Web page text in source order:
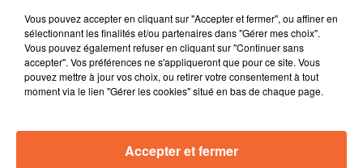
Le musée de La Tour Nivelle à Courlay renouvelle son
jeu d’enquête dans le cadre de la nuit des musées
demain samedi.
A partir du 25 mai et durant 4 dimanches, des
sculpteurs travailleront en direct place de l'hotel de ville
Le dénouement dans les championnats de foot en
Vous pouvez accepter en cliquant sur "Accepter et fermer", ou affiner en
sélectionnant les finalités et/ou partenaires dans "Gérer mes choix".
Vous pouvez également refuser en cliquant sur "Continuer sans
accepter". Vos préférences ne s'appliqueront que pour ce site. Vous
pouvez mettre à jour vos choix, ou retirer votre consentement à tout
moment via le lien "Gérer les cookies" situé en bas de chaque page.
Accepter et fermer